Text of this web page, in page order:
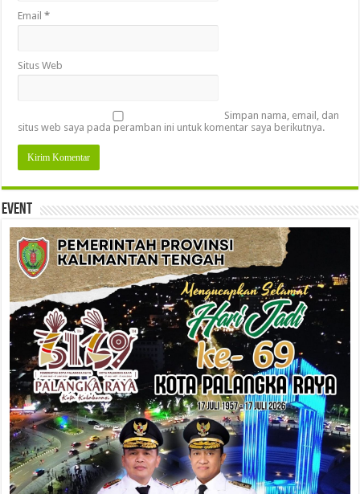
Email*
Situs Web
Simpan nama, email, dan
situs web saya pada peramban ini untuk komentar saya berikutnya.
Event